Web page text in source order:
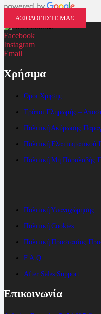
ΑΞΙΟΛΟΓΗΣΤΕ ΜΑΣ
Facebook
Instagram
Email
Χρήσιμα
Όροι Χρήσης
Τρόποι Πληρωμής –
Πολιτική Ακύρωσης
Πολιτική Ελαττωματικού
Πολιτική Μη Παραλαβής
Πολιτική Υπαναχώρησης
Πολιτική Cookies
Πολιτική Προστασίας
F.A.Q.
After Sales Support
Επικοινωνία